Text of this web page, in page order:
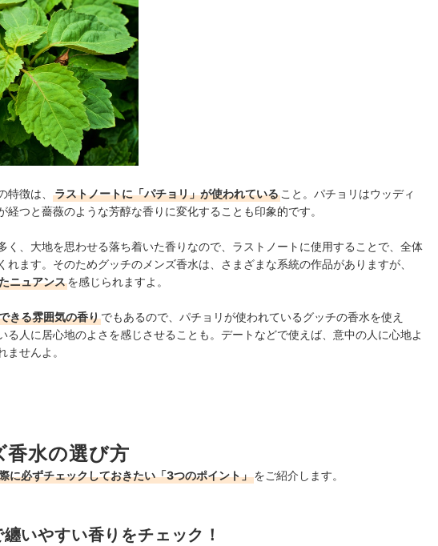
徴は、 ラストノートに「パチョリ」が使われている こと。パチョリはウッディ
経つと薔薇のような芳醇な香りに変化することも印象的です。
く、大地を思わせる落ち着いた香りなので、ラストノートに使用することで、全体
れます。そのためグッチのメンズ香水は、さまざまな系統の作品がありますが、
ニュアンスを感じられますよ。
きる雰囲気の香りでもあるので、パチョリが使われているグッチの香水を使え
る人に居心地のよさを感じさせることも。デートなどで使えば、意中の人に心地よ
ませんよ。
水の選び方
に必ずチェックしておきたい「3つのポイント」をご紹介します。
いやすい香りをチェック！